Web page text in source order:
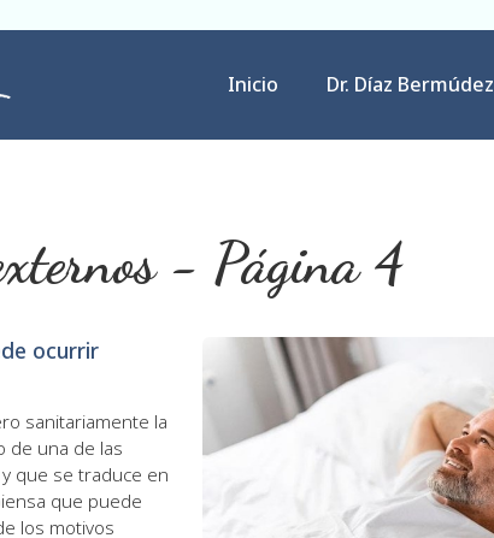
Inicio Dr. Díaz Bermúdez
- Página 4
ocurrir
sanitariamente la
de una de las
que se traduce en
que puede
los motivos